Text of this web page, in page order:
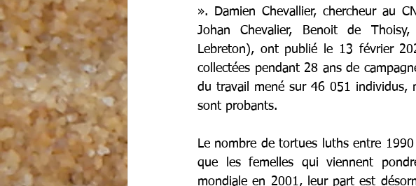
». Damien Chevallier, chercheur au
Johan Chevalier, Benoit de
Lebreton), ont publié le 13 février
collectées pendant 28 ans de
du travail mené sur 46 051 individus,
sont probants.
Le nombre de tortues luths entre
que les femelles qui viennent
mondiale en 2001, leur part est